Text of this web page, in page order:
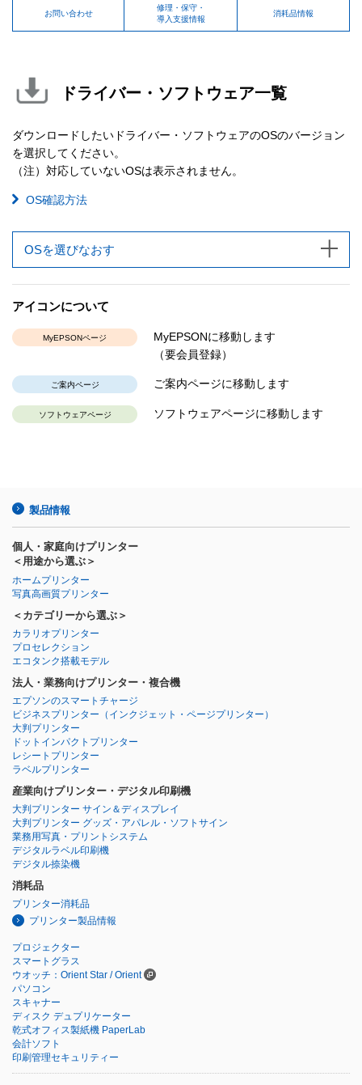
お問い合わせ
修理・保守・
導入支援情報
消耗品情報
ドライバー・ソフトウェア一覧
ダウンロードしたいドライバー・ソフトウェアのOSのバージョン
を選択してください。
（注）対応していないOSは表示されません。
OS確認方法
OSを選びなおす
アイコンについて
MyEPSONページ
MyEPSONに移動します
（要会員登録）
ご案内ページ ご案内ページに移動します
ソフトウェアページ ソフトウェアページに移動します
製品情報
個人・家庭向けプリンター
＜用途から選ぶ＞
ホームプリンター
写真高画質プリンター
＜カテゴリーから選ぶ＞
カラリオプリンター
プロセレクション
エコタンク搭載モデル
法人・業務向けプリンター・複合機
エプソンのスマートチャージ
ビジネスプリンター （インクジェット・ページプリンター）
大判プリンター
ドットインパクトプリンター
レシートプリンター
ラベルプリンター
産業向けプリンター・デジタル印刷機
大判プリンター サイン＆ディスプレイ
大判プリンター グッズ・アパレル・ソフトサイン
業務用写真・プリントシステム
デジタルラベル印刷機
デジタル捺染機
消耗品
プリンター消耗品
プリンター製品情報
プロジェクター
スマートグラス
ウオッチ：Orient Star / Orient
パソコン
スキャナー
ディスク デュプリケーター
乾式オフィス製紙機 PaperLab
会計ソフト
印刷管理セキュリティー